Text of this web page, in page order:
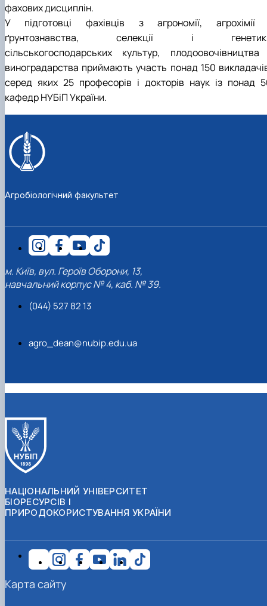
фахових дисциплін.
У підготовці фахівців з агрономії, агрохімії
ґрунтознавства, селекції і
сільськогосподарських культур, плодоовочівництва
виноградарства приймають участь понад 150
серед яких 25 професорів і докторів наук із понад
кафедр НУБіП України.
Агробіологічний факультет
м. Київ, вул. Героїв Оборони, 13,
навчальний корпус № 4, каб. № 39.
(044) 527 82 13
agro_dean@nubip.edu.ua
НАЦІОНАЛЬНИЙ УНІВЕРСИТЕТ
БІОРЕСУРСІВ І
ПРИРОДОКОРИСТУВАННЯ УКРАЇНИ
Карта сайту